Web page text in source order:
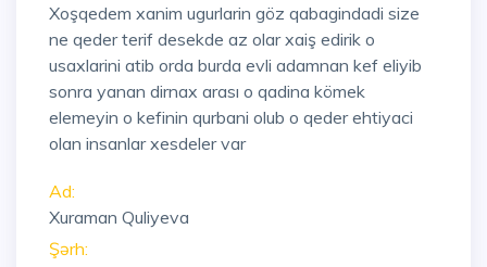
Xoşqedem xanim ugurlarin göz qabagindadi size
ne qeder terif desekde az olar xaiş edirik o
usaxlarini atib orda burda evli adamnan kef eliyib
sonra yanan dirnax arası o qadina kömek
elemeyin o kefinin qurbani olub o qeder ehtiyaci
olan insanlar xesdeler var
Ad:
Xuraman Quliyeva
Şərh: